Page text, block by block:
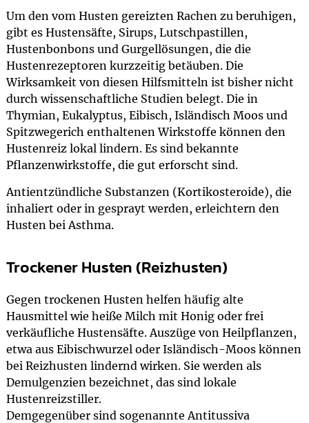
Um den vom Husten gereizten Rachen zu beruhigen,
gibt es Hustensäfte, Sirups, Lutschpastillen,
Hustenbonbons und Gurgellösungen, die die
Hustenrezeptoren kurzzeitig betäuben. Die
Wirksamkeit von diesen Hilfsmitteln ist bisher nicht
durch wissenschaftliche Studien belegt. Die in
Thymian, Eukalyptus, Eibisch, Isländisch Moos und
Spitzwegerich enthaltenen Wirkstoffe können den
Hustenreiz lokal lindern. Es sind bekannte
Pflanzenwirkstoffe, die gut erforscht sind.
Antientzündliche Substanzen (Kortikosteroide), die
inhaliert oder in gesprayt werden, erleichtern den
Husten bei Asthma.
Trockener Husten (Reizhusten)
Gegen trockenen Husten helfen häufig alte
Hausmittel wie heiße Milch mit Honig oder frei
verkäufliche Hustensäfte. Auszüge von Heilpflanzen,
etwa aus Eibischwurzel oder Isländisch-Moos können
bei Reizhusten lindernd wirken. Sie werden als
Demulgenzien bezeichnet, das sind lokale
Hustenreizstiller.
Demgegenüber sind sogenannte Antitussiva